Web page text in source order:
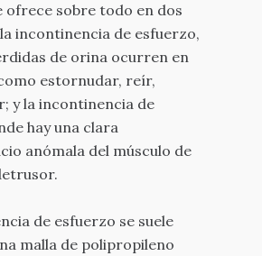
ofrece sobre todo en dos
incontinencia de esfuerzo,
de orina ocurren en
estornudar, reír,
y la incontinencia de
hay una clara
anómala del músculo de
de esfuerzo se suele
malla de polipropileno